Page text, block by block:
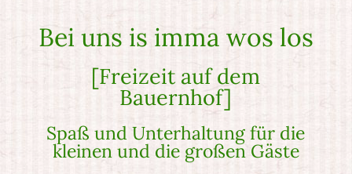
Bei uns is imma wos los
[Freizeit auf dem
Bauernhof]
Spaß und Unterhaltung für die
kleinen und die großen Gäste